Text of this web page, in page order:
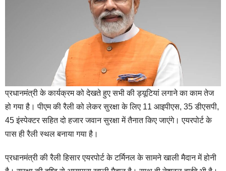
प्रधानमंत्री के कार्यक्रम को देखते हुए सभी की ड्यूटियां लगाने का काम तेज
हो गया है। पीएम की रैली को लेकर सुरक्षा के लिए 11 आइपीएस, 35 डीएसपी,
45 इंस्पेक्टर सहित दो हजार जवान सुरक्षा में तैनात किए जाएंगे। एयरपोर्ट के
पास ही रैली स्थल बनाया गया है।
प्रधानमंत्री की रैली हिसार एयरपोर्ट के टर्मिनल के सामने खाली मैदान में होनी